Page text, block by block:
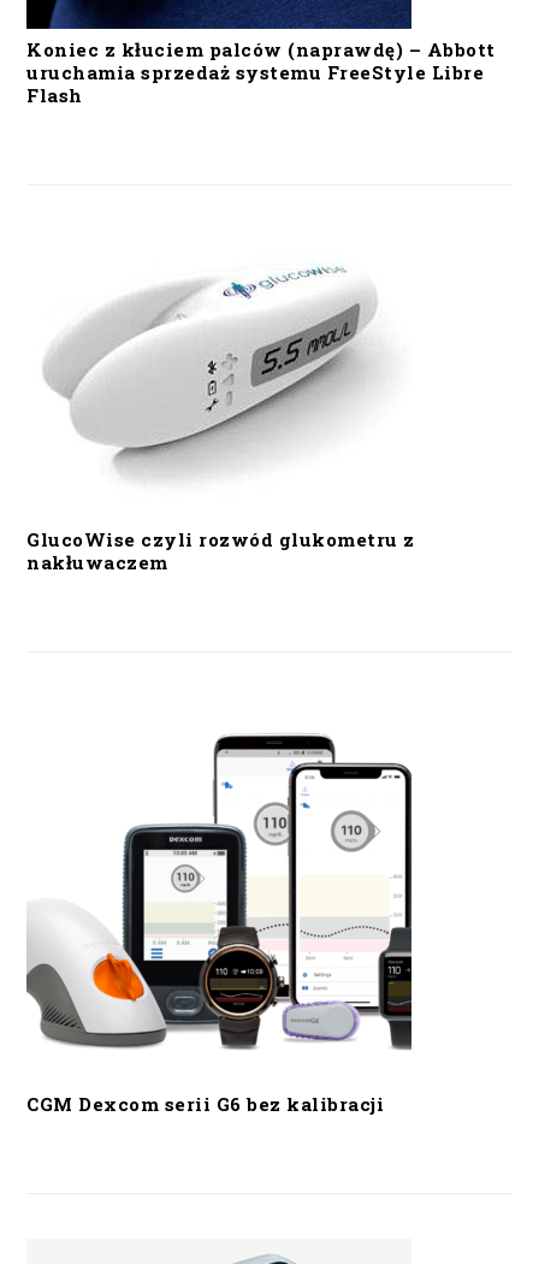
Koniec z kłuciem palców (naprawdę) – Abbott
uruchamia sprzedaż systemu FreeStyle Libre
Flash
GlucoWise czyli rozwód glukometru z
nakłuwaczem
CGM Dexcom serii G6 bez kalibracji